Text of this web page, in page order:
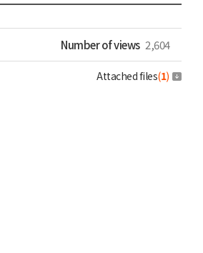
Number of views 2,604
Attached files(1)